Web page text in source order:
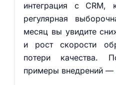
интеграция с CRM,
регулярная
месяц вы увидите
и рост скорости
потери качества.
примеры внедрений —